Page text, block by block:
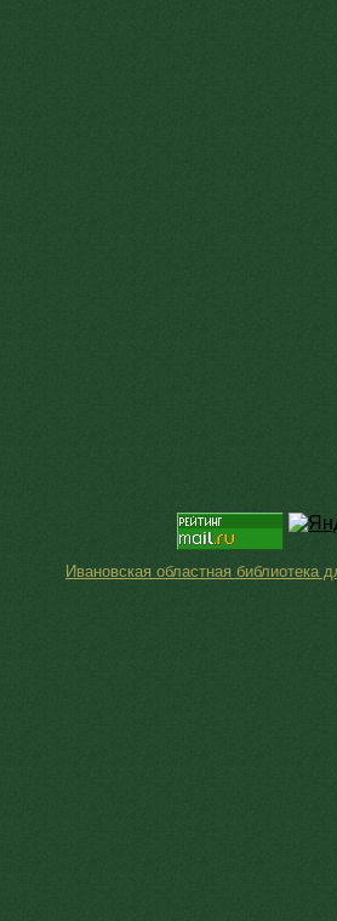
Ивановская областная библиотека